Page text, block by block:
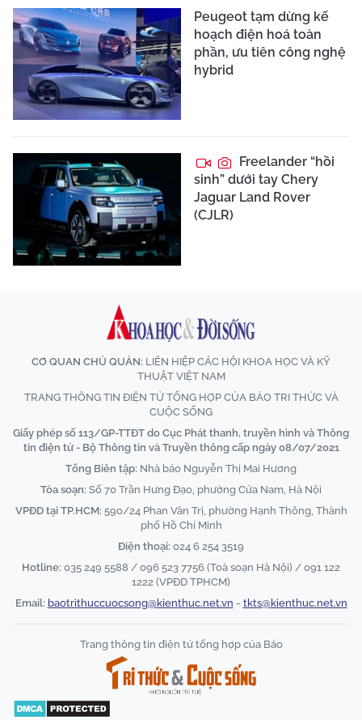
Peugeot tạm dừng kế
hoạch điện hoá toàn
phần, ưu tiên công nghệ
hybrid
Freelander “hồi
sinh” dưới tay Chery
Jaguar Land Rover
(CJLR)
CƠ QUAN CHỦ QUẢN: LIÊN HIỆP CÁC HỘI KHOA HỌC VÀ KỸ
THUẬT VIỆT NAM
TRANG THÔNG TIN ĐIỆN TỬ TỔNG HỢP CỦA BÁO TRI THỨC VÀ
CUỘC SỐNG
Giấy phép số 113/GP-TTĐT do Cục Phát thanh, truyền hình và Thông
tin điện tử - Bộ Thông tin và Truyền thông cấp ngày 08/07/2021
Tổng Biên tập: Nhà báo Nguyễn Thị Mai Hương
Tòa soạn: Số 70 Trần Hưng Đạo, phường Cửa Nam, Hà Nội
VPĐD tại TP.HCM: 590/24 Phan Văn Trị, phường Hạnh Thông, Thành
phố Hồ Chí Minh
Điện thoại: 024 6 254 3519
Hotline: 035 249 5588 / 096 523 7756 (Toà soạn Hà Nội) / 091 122
1222 (VPĐD TPHCM)
Email: baotrithuccuocsong@kienthuc.net.vn - tkts@kienthuc.net.vn
Trang thông tin điện tử tổng hợp của Báo